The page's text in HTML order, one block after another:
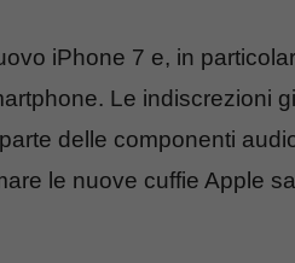
iPhone 7 e, in
Le indiscrezioni
delle componenti
le nuove cuffie Apple